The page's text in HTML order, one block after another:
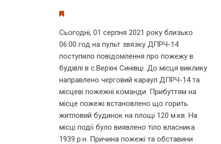
Сьогодні, 01 серпня 2021 року близько
06:00 год на пульт звязку ДПРЧ-14
поступило повідомлення про пожежу в
будівлі в с.Верхні Синівці. До місця виклику
направлено черговий караул ДПРЧ-14 та
місцеві пожежні команди. Прибуттям на
місце пожежі встановлено що горить
житловий будинок на площі 120 м.кв. На
місці події було виявлено тіло власника
1939 р.н. Причина пожежі та обставини